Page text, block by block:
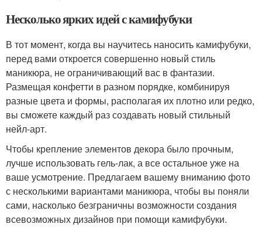
Несколько ярких идей с камифубуки
В тот момент, когда вы научитесь наносить камифубуки,
перед вами откроется совершенно новый стиль
маникюра, не ограничивающий вас в фантазии.
Размещая конфетти в разном порядке, комбинируя
разные цвета и формы, располагая их плотно или редко,
вы сможете каждый раз создавать новый стильный
нейл-арт.
Чтобы крепление элементов декора было прочным,
лучше использовать гель-лак, а все остальное уже на
ваше усмотрение. Предлагаем вашему вниманию фото
с несколькими вариантами маникюра, чтобы вы поняли
сами, насколько безграничны возможности создания
всевозможных дизайнов при помощи камифубуки.